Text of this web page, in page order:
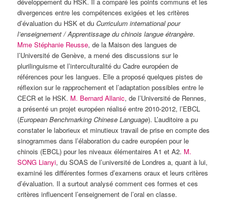
développement du HSK. Il a comparé les points communs et les
divergences entre les compétences exigées et les critères
d’évaluation du HSK et duCurriculum international pour
l’enseignement / Apprentissage du chinois langue étrangère.
Mme Stéphanie Reusse, de la Maison des langues de
l’Université de Genève, a mené des discussions sur le
plurilinguisme et l’interculturalité du Cadre européen de
références pour les langues. Elle a proposé quelques pistes de
réflexion sur le rapprochement et l’adaptation possibles entre le
CECR et le HSK. M. Bernard Allanic, de l’Université de Rennes,
a présenté un projet européen réalisé entre 2010-2012, l’EBCL
(European Benchmarking Chinese Language). L’auditoire a pu
constater le laborieux et minutieux travail de prise en compte des
sinogrammes dans l’élaboration du cadre européen pour le
chinois (EBCL) pour les niveaux élémentaires A1 et A2. M.
SONG Lianyi, du SOAS de l’université de Londres a, quant à lui,
examiné les différentes formes d’examens oraux et leurs critères
d’évaluation. Il a surtout analysé comment ces formes et ces
critères influencent l’enseignement de l’oral en classe.